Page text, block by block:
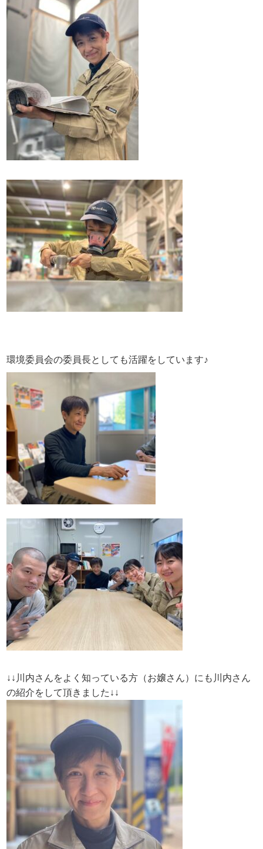
環境委員会の委員長としても活躍をしています♪
↓↓川内さんをよく知っている方（お嬢さん）にも川内さん
の紹介をして頂きました↓↓